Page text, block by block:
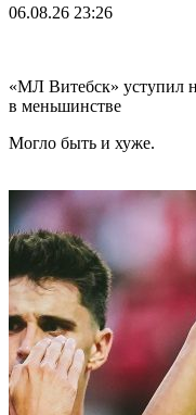
06.08.26 23:26
«МЛ Витебск» уступил
в меньшинстве
Могло быть и хуже.